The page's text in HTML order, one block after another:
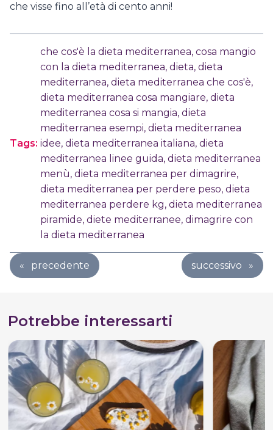
che visse fino all’età di cento anni!
Tags:
che cos'è la dieta mediterranea, cosa mangio
con la dieta mediterranea, dieta, dieta
mediterranea, dieta mediterranea che cos'è,
dieta mediterranea cosa mangiare, dieta
mediterranea cosa si mangia, dieta
mediterranea esempi, dieta mediterranea
idee, dieta mediterranea italiana, dieta
mediterranea linee guida, dieta mediterranea
menù, dieta mediterranea per dimagrire,
dieta mediterranea per perdere peso, dieta
mediterranea perdere kg, dieta mediterranea
piramide, diete mediterranee, dimagrire con
la dieta mediterranea
« precedente successivo »
Potrebbe interessarti